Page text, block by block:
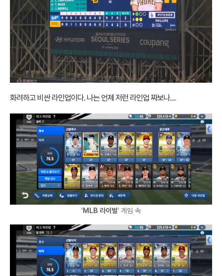
화려하고 비싼 라인업이다. 나는 언제 저런 라인업 짜보나…
‘MLB 라이벌‘ 게임 속